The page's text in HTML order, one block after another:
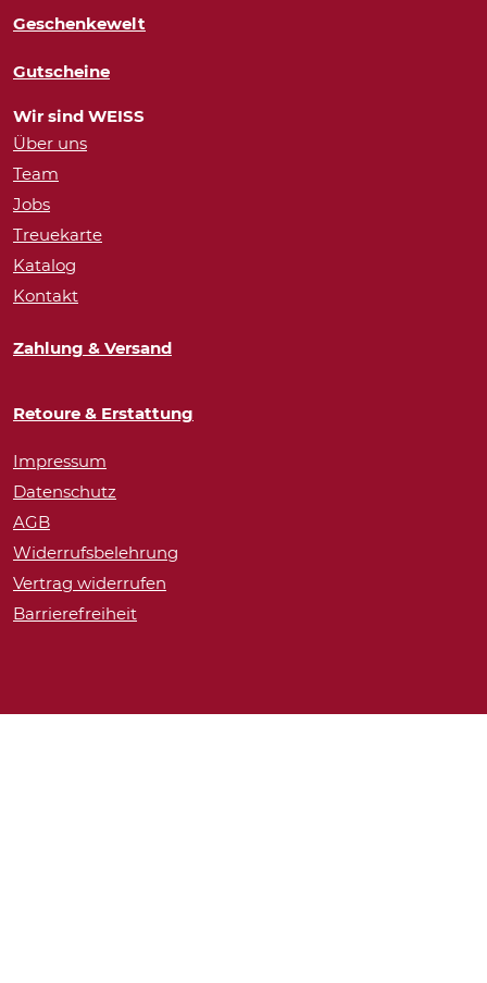
Geschenkewelt
Gutscheine
Wir sind WEISS
Über uns
Team
Jobs
Treuekarte
Katalog
Kontakt
Zahlung & Versand
Retoure & Erstattung
Impressum
Datenschutz
AGB
Widerrufsbelehrung
Vertrag widerrufen
Barrierefreiheit